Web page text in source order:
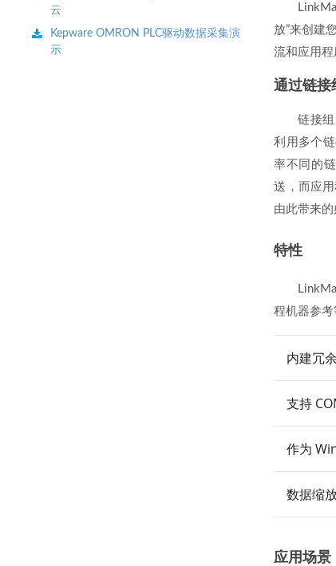
放”来创建
流和应用程
通过链接
链接
利用多个
率不同的
送，而应
由此带来
特性
程机器参考
内建冗余
支持
作为
数据缩
应用场景
云
Kepware OMRON PLC驱动数据采集演
示